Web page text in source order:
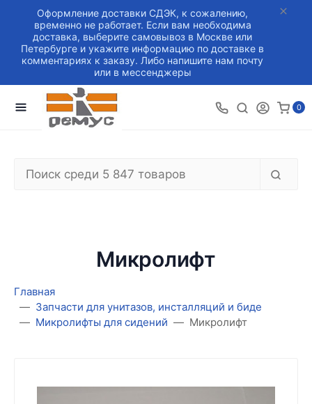
Оформление доставки СДЭК, к сожалению,
временно не работает. Если вам необходима
доставка, выберите самовывоз в Москве или
Петербурге и укажите информацию по доставке в
комментариях к заказу. Либо напишите нам почту
или в мессенджеры
0
Микролифт
Главная
Запчасти для унитазов, инсталляций и биде
Микролифты для сидений
Микролифт